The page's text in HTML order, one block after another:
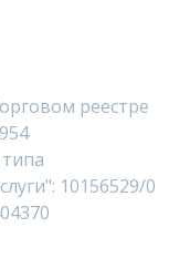
реестре
10156529/0